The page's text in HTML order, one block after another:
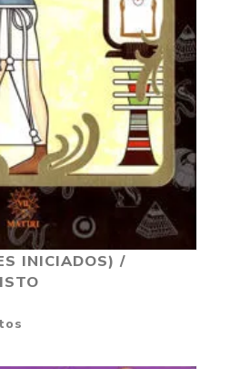
INICIADOS) /